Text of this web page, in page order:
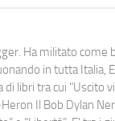
Ha militato come
in tutta Italia,
di libri tra cui "Uscito
Il Bob Dylan